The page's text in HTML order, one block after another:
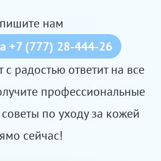
нам
+7 (777) 28-444-26
с радостью ответит на все
профессиональные
по уходу за кожей
сейчас!